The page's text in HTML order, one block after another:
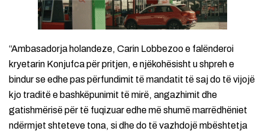
“Ambasadorja holandeze, Carin Lobbezoo e falënderoi
kryetarin Konjufca për pritjen, e njëkohësisht u shpreh e
bindur se edhe pas përfundimit të mandatit të saj do të vijojë
kjo traditë e bashkëpunimit të mirë, angazhimit dhe
gatishmërisë për të fuqizuar edhe më shumë marrëdhëniet
ndërmjet shteteve tona, si dhe do të vazhdojë mbështetja